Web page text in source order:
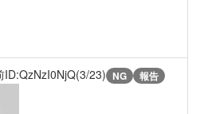
ID:QzNzI0NjQ(3/23) NG 報告